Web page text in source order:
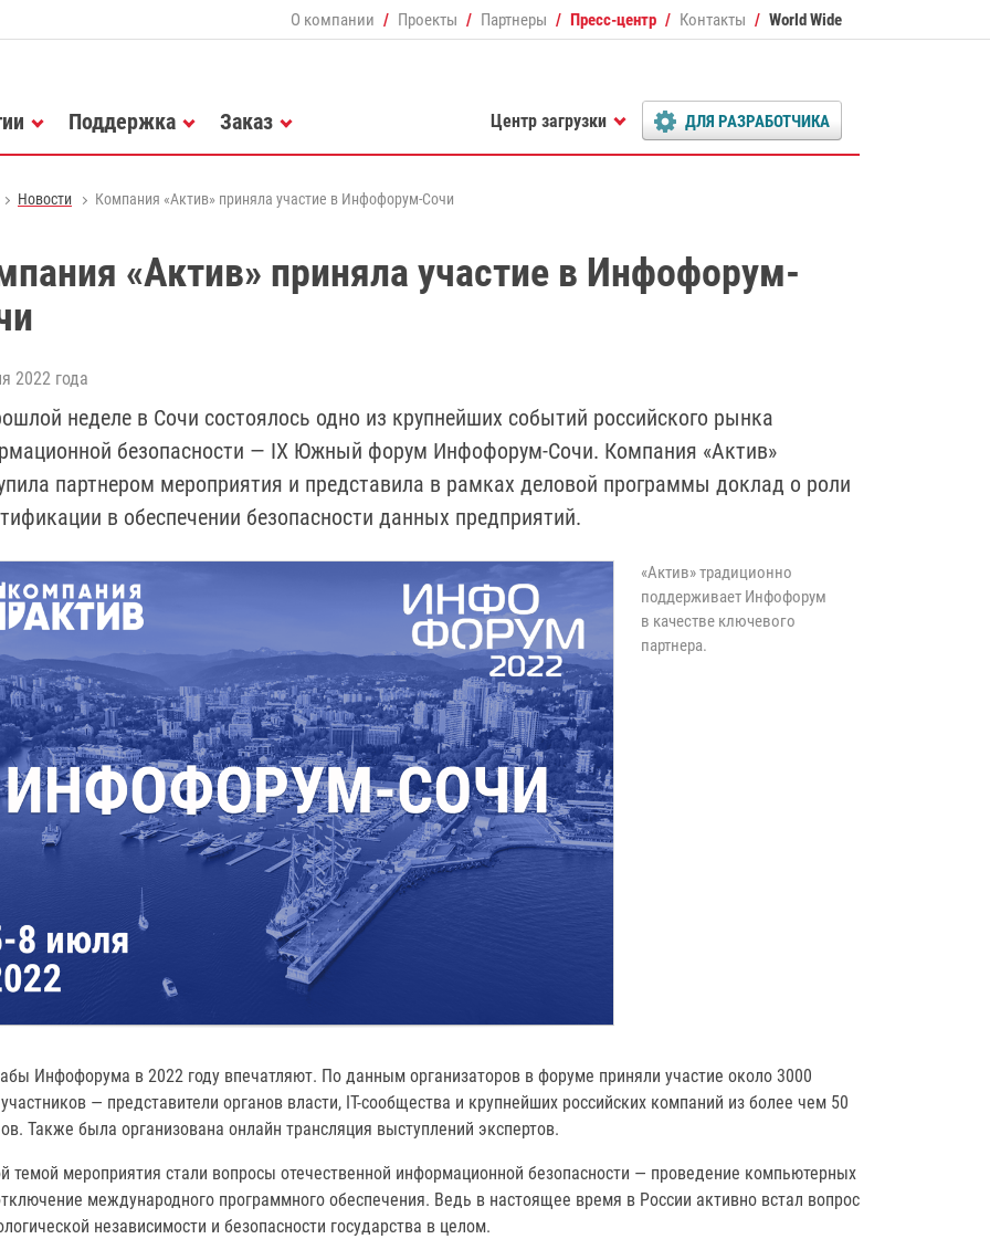
О компании Проекты Партнеры Пресс-центр Контакты World Wide
Поддержка Заказ Центр загрузки ДЛЯ РАЗРАБОТЧИКА
Новости Компания «Актив» приняла участие в Инфофорум-Сочи
«Актив» приняла участие в Инфофорум-
2022 года
неделе в Сочи состоялось одно из крупнейших событий российского рынка
безопасности — IX Южный форум Инфофорум-Сочи. Компания «Актив»
партнером мероприятия и представила в рамках деловой программы доклад о роли
в обеспечении безопасности данных предприятий.
«Актив» традиционно
поддерживает Инфофорум
в качестве ключевого
партнера.
Инфофорума в 2022 году впечатляют. По данным организаторов в форуме приняли участие около 3000
— представители органов власти, IT-сообщества и крупнейших российских компаний из более чем 50
Также была организована онлайн трансляция выступлений экспертов.
темой мероприятия стали вопросы отечественной информационной безопасности — проведение компьютерных
международного программного обеспечения. Ведь в настоящее время в России активно встал вопрос
независимости и безопасности государства в целом.